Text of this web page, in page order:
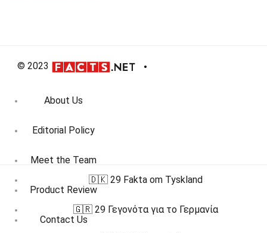
© 2023
About Us
Editorial Policy
Meet the Team
Product Review
Contact Us
🇩🇰 29 Fakta om Tyskland
🇬🇷 29 Γεγονότα για το Γερμανία